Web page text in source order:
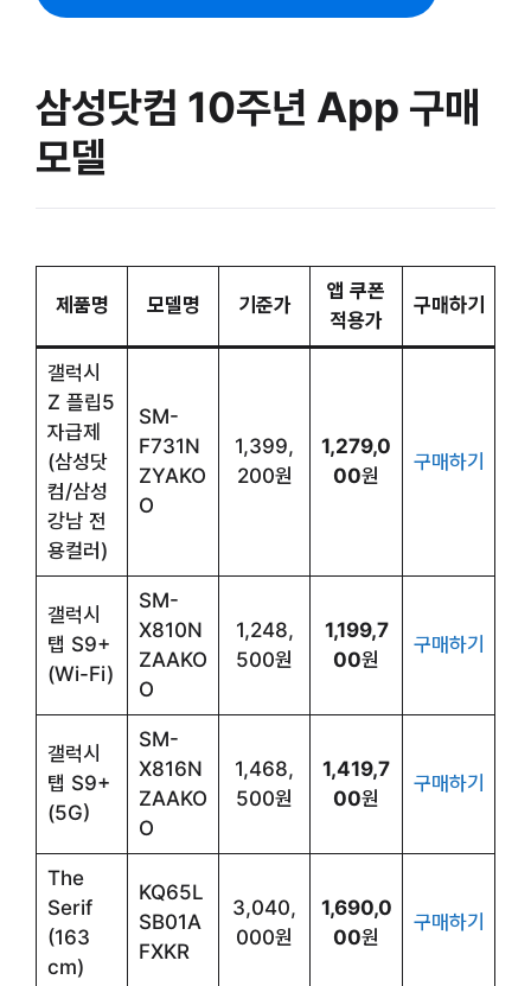
삼성닷컴 10주년 App 구매
모델
제품명 모델명 기준가
앱 쿠폰
적용가
구매하기
갤럭시
Z 플립5
자급제
(삼성닷
컴/삼성
강남 전
용컬러)
SM-
F731N
ZYAKO
O
1,399,
200원
1,279,0
00원
구매하기
갤럭시
탭 S9+
(Wi-Fi)
SM-
X810N
ZAAKO
O
1,248,
500원
1,199,7
00원
구매하기
갤럭시
탭 S9+
(5G)
SM-
X816N
ZAAKO
O
1,468,
500원
1,419,7
00원
구매하기
The
Serif
(163
cm)
KQ65L
SB01A
FXKR
3,040,
000원
1,690,0
00원
구매하기